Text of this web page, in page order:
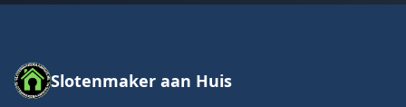
Slotenmaker aan Huis